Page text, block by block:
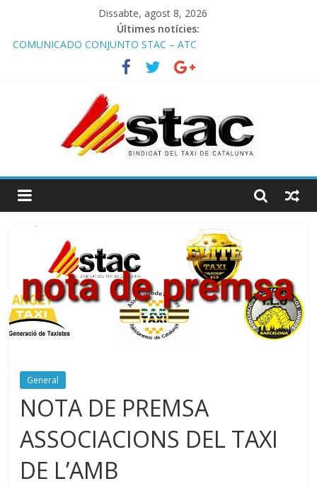
Dissabte, agost 8, 2026
Últimes notícies:
COMUNICADO CONJUNTO STAC – ATC
Comunicado STAC/ ATC de la reunión con los Mossos d
‘Esquadra del aeropuerto de Barcelona.
Programa de Radio TAXI LIBRE 29.07.2026 en COOLTURA FM.
STAC/ATC SOLICITAN TAULA TÈCNICA PARA MEJORAR LA
OPERATIVA DE ENTRADA EN EL PUERTO DE BARCELONA.
Programa de Radio TAXI LIBRE 22.07.2026 en COOLTURA FM.
General
NOTA DE PREMSA
ASSOCIACIONS DEL TAXI
DE L’AMB